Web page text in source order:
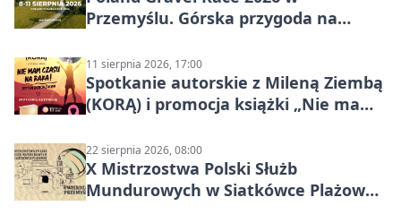
Przemyślu. Górska przygoda na
11 sierpnia 2026, 17:00
Spotkanie autorskie z Mileną Ziembą
(KORĄ) i promocja książki „Nie mam
22 sierpnia 2026, 08:00
X Mistrzostwa Polski Służb
Mundurowych w Siatkówce Plażowej